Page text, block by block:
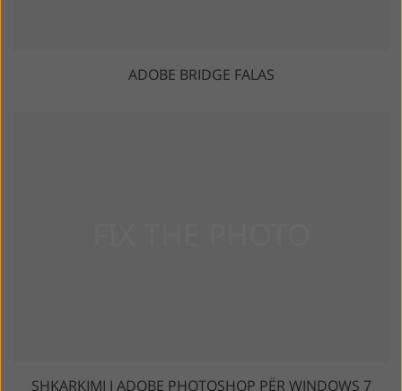
ADOBE BRIDGE FALAS
SHKARKIMI I ADOBE PHOTOSHOP PËR WINDOWS 7